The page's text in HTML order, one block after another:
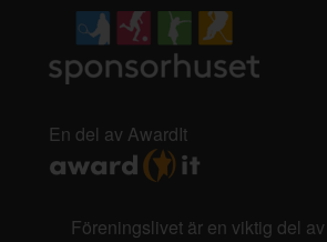
En del av AwardIt
Föreningslivet är en viktig del